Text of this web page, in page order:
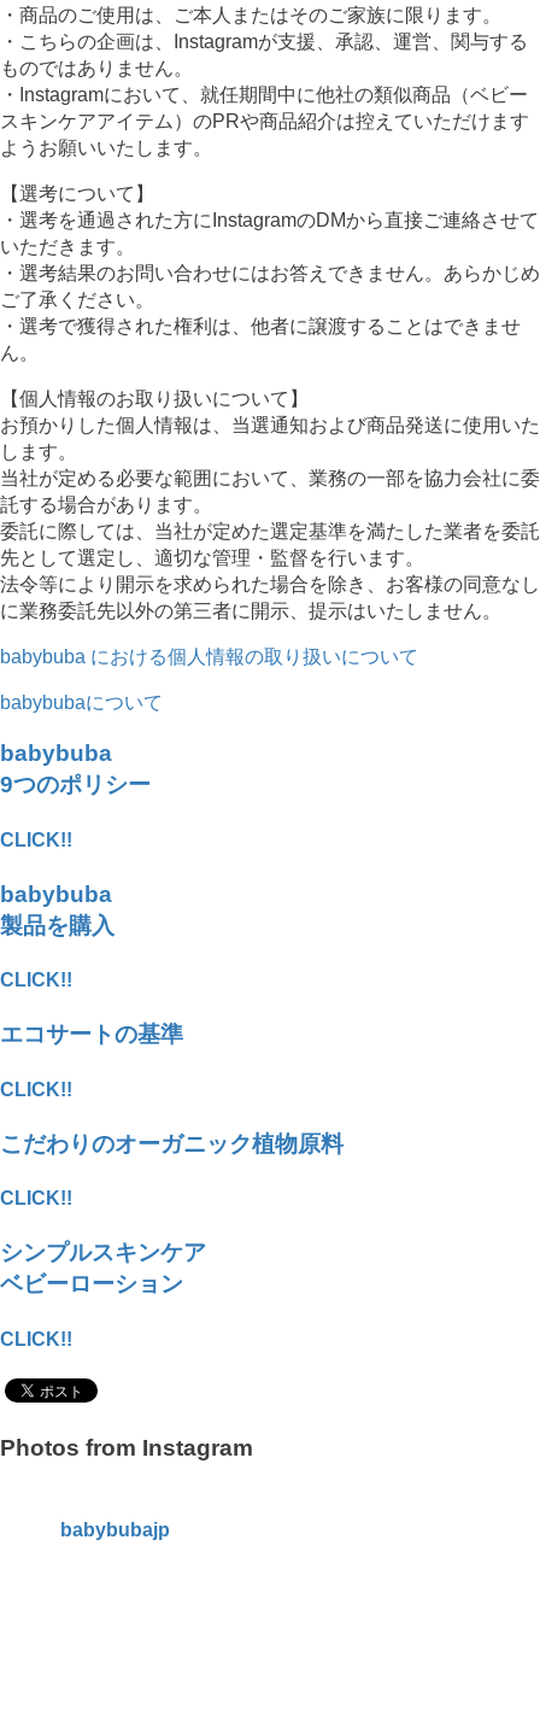
・商品のご使用は、ご本人またはそのご家族に限ります。
・こちらの企画は、Instagramが支援、承認、運営、関与する
ものではありません。
・Instagramにおいて、就任期間中に他社の類似商品（ベビー
スキンケアアイテム）のPRや商品紹介は控えていただけます
ようお願いいたします。
【選考について】
・選考を通過された方にInstagramのDMから直接ご連絡させて
いただきます。
・選考結果のお問い合わせにはお答えできません。あらかじめ
ご了承ください。
・選考で獲得された権利は、他者に譲渡することはできませ
ん。
【個人情報のお取り扱いについて】
お預かりした個人情報は、当選通知および商品発送に使用いた
します。
当社が定める必要な範囲において、業務の一部を協力会社に委
託する場合があります。
委託に際しては、当社が定めた選定基準を満たした業者を委託
先として選定し、適切な管理・監督を行います。
法令等により開示を求められた場合を除き、お客様の同意なし
に業務委託先以外の第三者に開示、提示はいたしません。
babybuba における個人情報の取り扱いについて
babybubaについて
babybuba
9つのポリシー
CLICK!!
babybuba
製品を購入
CLICK!!
エコサートの基準
CLICK!!
こだわりのオーガニック植物原料
CLICK!!
シンプルスキンケア
ベビーローション
CLICK!!
Photos from Instagram
babybubajp